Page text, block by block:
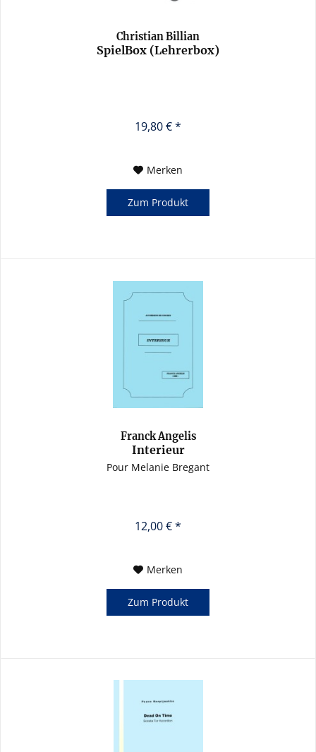
Christian Billian
SpielBox (Lehrerbox)
19,80 € *
Merken
Zum Produkt
Franck Angelis
Interieur
Pour Melanie Bregant
12,00 € *
Merken
Zum Produkt